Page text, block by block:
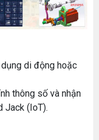
di động hoặc
thông số và nhận
Jack (IoT).